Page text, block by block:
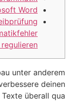
Word
unter anderem
deinen
überall qua